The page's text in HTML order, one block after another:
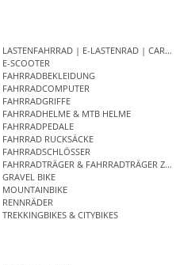
LASTENFAHRRAD | E-LASTENRAD |
E-SCOOTER
FAHRRADBEKLEIDUNG
FAHRRADCOMPUTER
FAHRRADGRIFFE
FAHRRADHELME & MTB HELME
FAHRRADPEDALE
FAHRRAD RUCKSÄCKE
FAHRRADSCHLÖSSER
FAHRRADTRÄGER & FAHRRADTRÄGER
GRAVEL BIKE
MOUNTAINBIKE
RENNRÄDER
TREKKINGBIKES & CITYBIKES